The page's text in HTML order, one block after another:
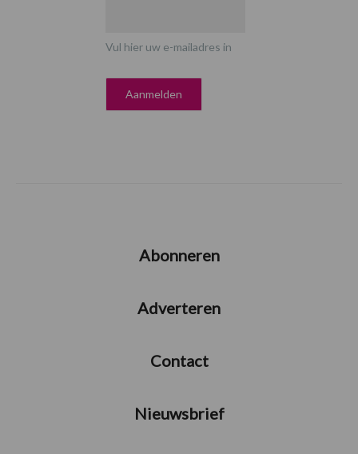
Vul hier uw e-mailadres in
Abonneren
Adverteren
Contact
Nieuwsbrief